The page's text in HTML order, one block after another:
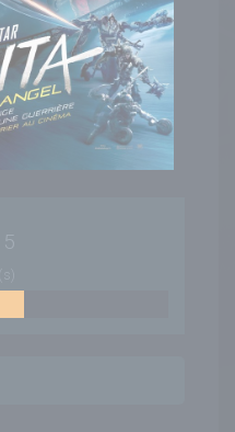
5